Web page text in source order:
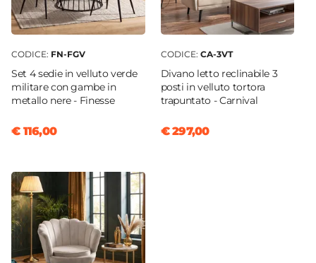
CODICE: FN-FGV
Set 4 sedie in velluto verde
militare con gambe in
metallo nere - Finesse
€ 116,00
CODICE: CA-3VT
Divano letto reclinabile 3
posti in velluto tortora
trapuntato - Carnival
€ 297,00